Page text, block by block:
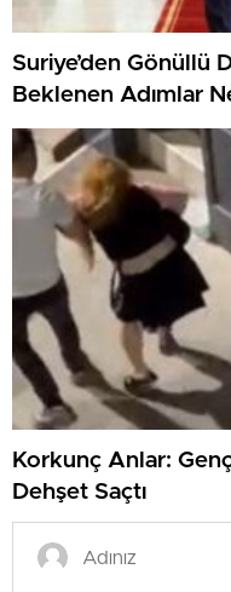
Suriye’den Gönüllü
Beklenen Adımlar
Korkunç Anlar: Genç
Dehşet Saçtı